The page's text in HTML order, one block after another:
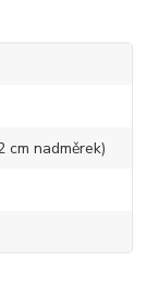
cm nadměrek)